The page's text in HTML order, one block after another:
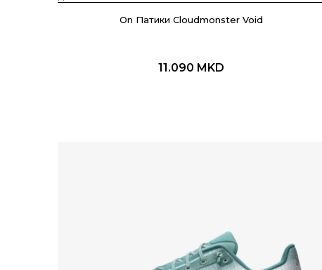
On Патики Cloudmonster Void
11.090 MKD